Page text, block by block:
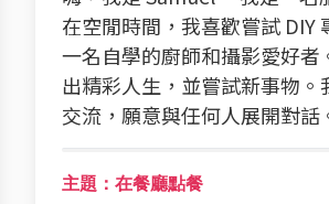
在空閒時間，我喜歡嘗試 DIY
一名自學的廚師和攝影愛好者
出精彩人生，並嘗試新事物。
交流，願意與任何人展開對話
主題：在餐廳點餐